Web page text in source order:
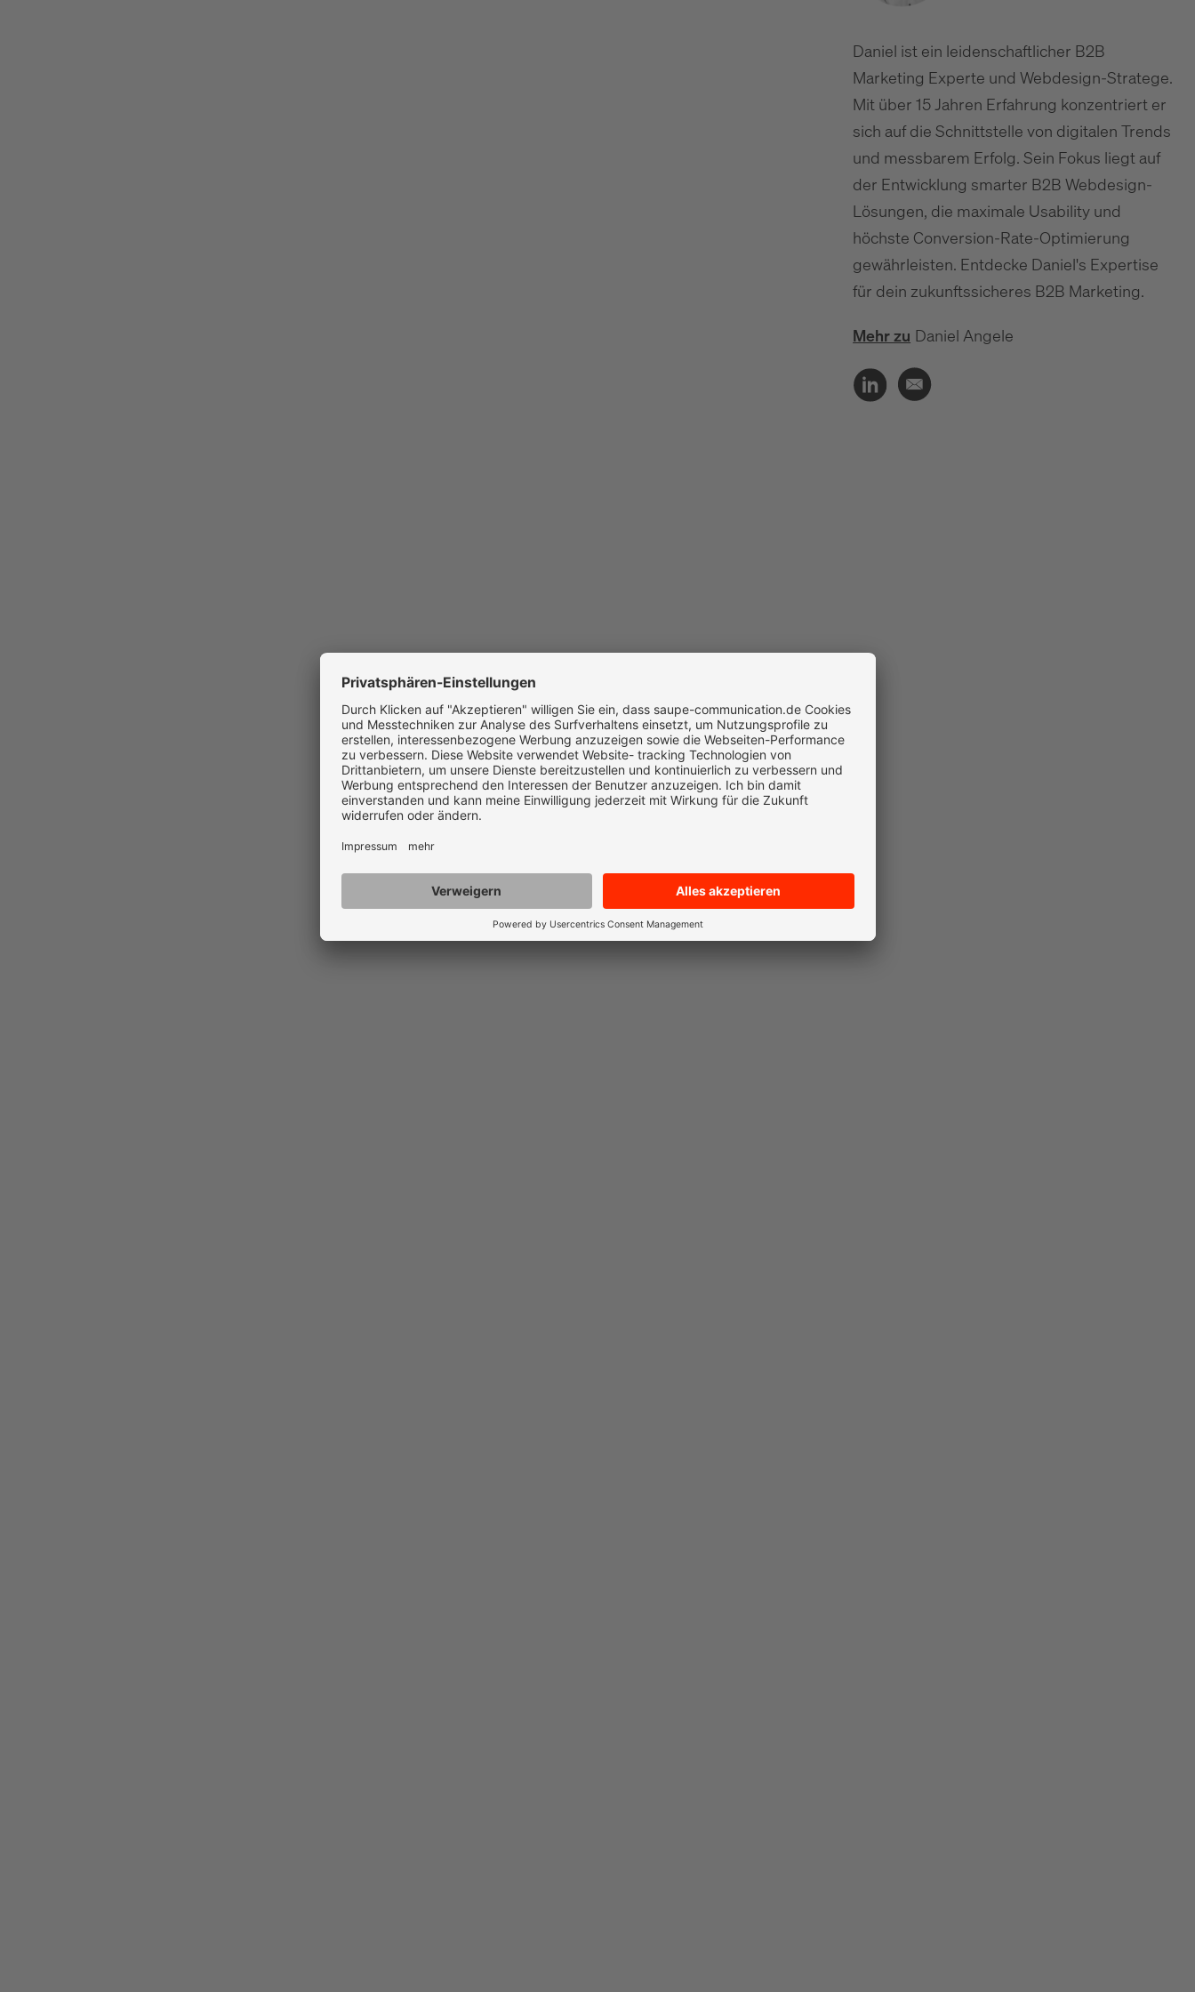
Daniel ist ein leidenschaftlicher B2B
Marketing Experte und Webdesign-Stratege.
Mit über 15 Jahren Erfahrung konzentriert er
sich auf die Schnittstelle von digitalen Trends
und messbarem Erfolg. Sein Fokus liegt auf
der Entwicklung smarter B2B Webdesign-
Lösungen, die maximale Usability und
höchste Conversion-Rate-Optimierung
gewährleisten. Entdecke Daniel's Expertise
für dein zukunftssicheres B2B Marketing.
Mehr zu Daniel Angele